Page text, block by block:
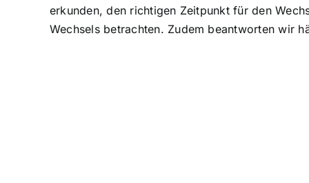
erkunden, den richtigen Zeitpunkt für den
Wechsels betrachten. Zudem beantworten wir